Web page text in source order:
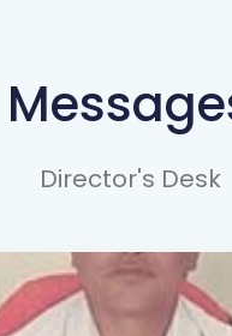
Director's Desk